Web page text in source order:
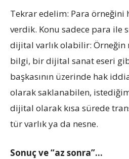
Tekrar edelim: Para
verdik. Konu sadece para ile
dijital varlık olabilir: Örneğin
bilgi, bir dijital sanat eseri
başkasının üzerinde hak
olarak saklanabilen,
dijital olarak kısa sürede
tür varlık ya da nesne.
Sonuç ve “az sonra”…